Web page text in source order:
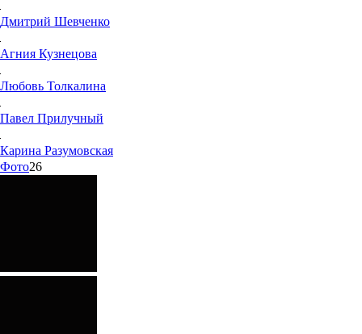
Дмитрий Шевченко
Агния Кузнецова
Любовь Толкалина
Павел Прилучный
Карина Разумовская
Фото26